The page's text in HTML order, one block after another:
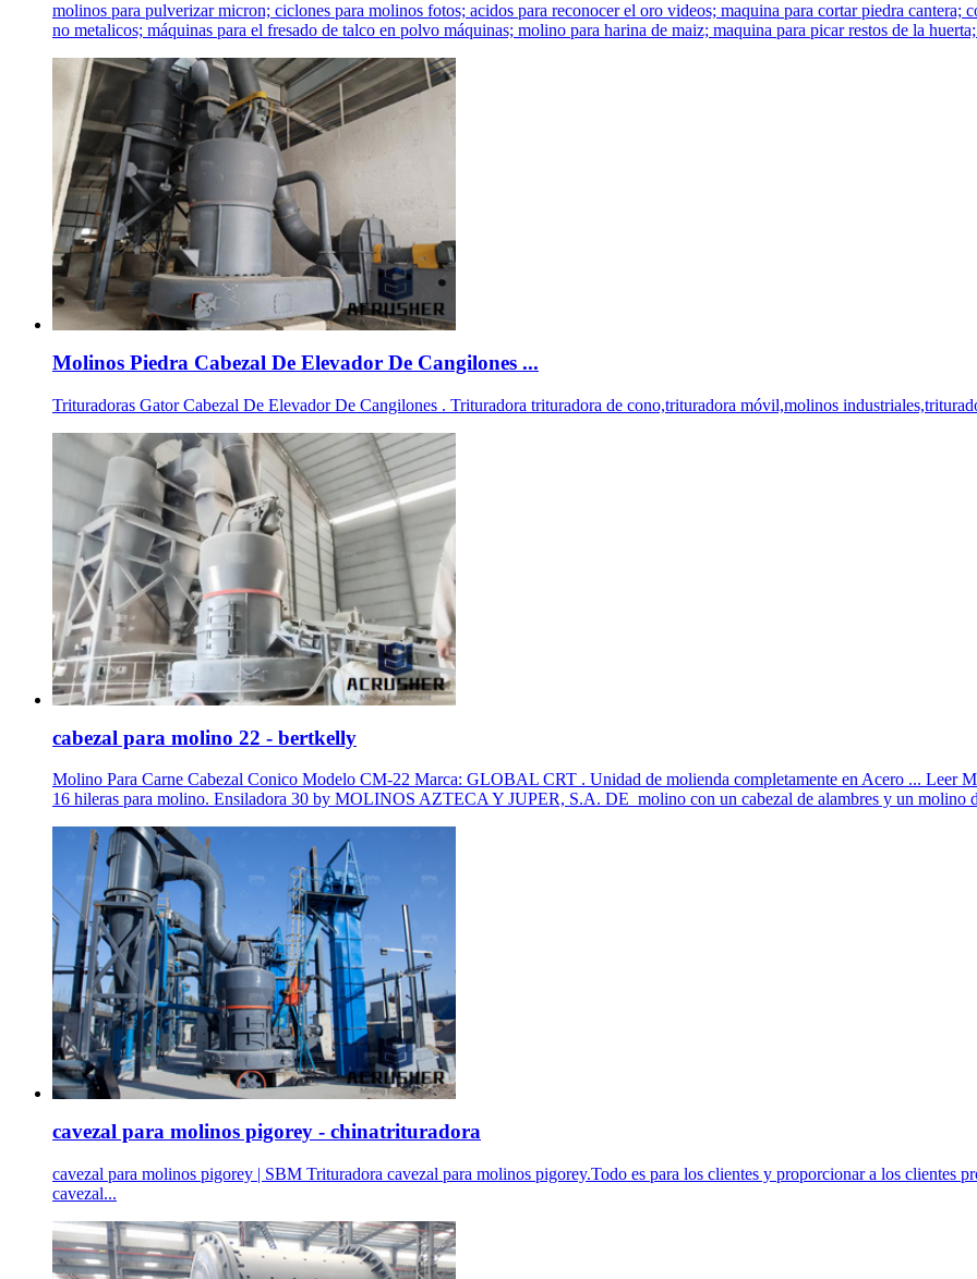
molinos para pulverizar micron; ciclones para molinos fotos; acidos para reconocer el oro videos; maquina para cortar piedra
no metalicos; máquinas para el fresado de talco en polvo máquinas; molino para harina de maiz; maquina para picar restos de la
Molinos Piedra Cabezal De Elevador De Cangilones ...
Trituradoras Gator Cabezal De Elevador De Cangilones . Trituradora trituradora de cono,trituradora móvil,molinos
cabezal para molino 22 - bertkelly
Molino Para Carne Cabezal Conico Modelo CM-22 Marca: GLOBAL CRT . Unidad de molienda completamente en Acero ... Leer
16 hileras para molino. Ensiladora 30 by MOLINOS AZTECA Y JUPER, S.A. DE_molino con un cabezal de alambres y un molino
cavezal para molinos pigorey - chinatrituradora
cavezal para molinos pigorey | SBM Trituradora cavezal para molinos pigorey.Todo es para los clientes y proporcionar a los clientes
cavezal...